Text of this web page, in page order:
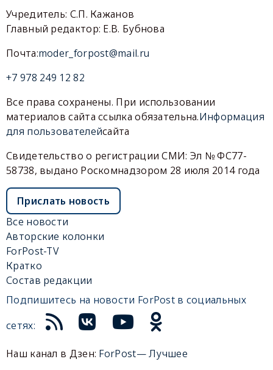
Учредитель: С.П. Кажанов
Главный редактор: Е.В. Бубнова
Почта:moder_forpost@mail.ru
+7 978 249 12 82
Все права сохранены. При использовании
материалов сайта ссылка обязательна.Информация
для пользователейсайта
Свидетельство о регистрации СМИ: Эл № ФС77-
58738, выдано Роскомнадзором 28 июля 2014 года
Прислать новость
Все новости
Авторские колонки
ForPost-TV
Кратко
Состав редакции
Подпишитесь на новости ForPost в социальных
сетях:
Наш канал в Дзен: ForPost— Лучшее